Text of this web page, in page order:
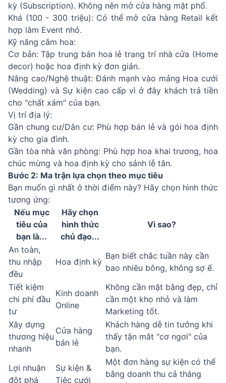
kỳ (Subscription). Không nên mở cửa hàng mặt phố.
Khá (100 - 300 triệu): Có thể mở cửa hàng Retail kết
hợp làm Event nhỏ.
Kỹ năng cắm hoa:
Cơ bản: Tập trung bán hoa lẻ trang trí nhà cửa (Home
decor) hoặc hoa định kỳ đơn giản.
Nâng cao/Nghệ thuật: Đánh mạnh vào mảng Hoa cưới
(Wedding) và Sự kiện cao cấp vì ở đây khách trả tiền
cho "chất xám" của bạn.
Vị trí địa lý:
Gần chung cư/Dân cư: Phù hợp bán lẻ và gói hoa định
kỳ cho gia đình.
Gần tòa nhà văn phòng: Phù hợp hoa khai trương, hoa
chúc mừng và hoa định kỳ cho sảnh lễ tân.
Bước 2: Ma trận lựa chọn theo mục tiêu
Bạn muốn gì nhất ở thời điểm này? Hãy chọn hình thức
tương ứng:
Nếu mục
tiêu của
bạn là...
Hãy chọn
hình thức
chủ đạo...
Vì sao?
An toàn,
thu nhập
đều
Hoa định kỳ
Bạn biết chắc tuần này cần
bao nhiêu bông, không sợ ế.
Tiết kiệm
chi phí đầu
tư
Kinh doanh
Online
Không cần mặt bằng đẹp, chỉ
cần một kho nhỏ và làm
Marketing tốt.
Xây dựng
thương hiệu
nhanh
Cửa hàng
bán lẻ
Khách hàng dễ tin tưởng khi
thấy tận mắt "cơ ngơi" của
bạn.
Lợi nhuận
đột phá
Sự kiện &
Tiệc cưới
Một đơn hàng sự kiện có thể
bằng doanh thu cả tháng